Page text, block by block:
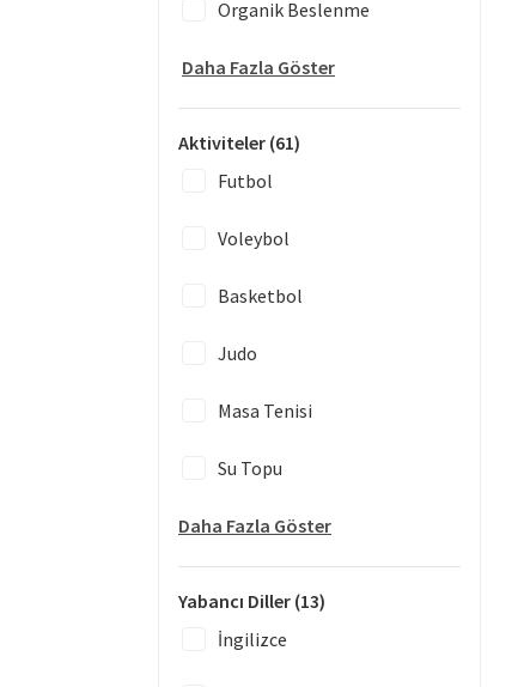
Organik Beslenme
Daha Fazla Göster
Aktiviteler (61)
Futbol
Voleybol
Basketbol
Judo
Masa Tenisi
Su Topu
Daha Fazla Göster
Yabancı Diller (13)
İngilizce